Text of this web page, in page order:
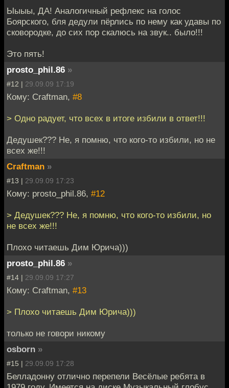
Ыыыы, ДА! Аналогичный рефлекс на голос
Боярского, бля дедули пёрлись по нему как удавы по
сковородке, до сих пор скалюсь на звук.. было!!!
Это пять!
prosto_phil.86 »
#12 | 29.09.09 17:19
Кому: Craftman, #8
> Одно радует, что всех в итоге избили в ответ!!!
Дедушек??? Не, я помню, что кого-то избили, но не
всех же!!!
Craftman »
#13 | 29.09.09 17:23
Кому: prosto_phil.86, #12
> Дедушек??? Не, я помню, что кого-то избили, но
не всех же!!!
Плохо читаешь Дим Юрича)))
prosto_phil.86 »
#14 | 29.09.09 17:27
Кому: Craftman, #13
> Плохо читаешь Дим Юрича)))
только не говори никому
osborn »
#15 | 29.09.09 17:28
Белладонну отлично перепели Весёлые ребята в